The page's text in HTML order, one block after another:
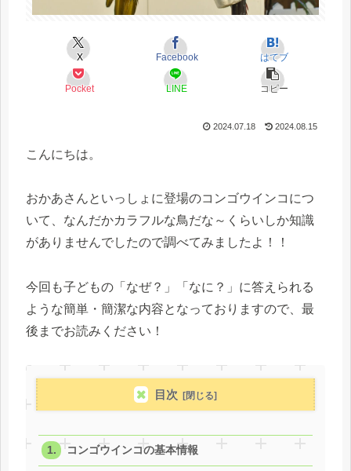
X Facebook はてブ
Pocket LINE コピー
2024.07.18 2024.08.15
こんにちは。
おかあさんといっしょに登場のコンゴウインコにつ
いて、なんだかカラフルな鳥だな～くらいしか知識
がありませんでしたので調べてみましたよ！！
今回も子どもの「なぜ？」「なに？」に答えられる
ような簡単・簡潔な内容となっておりますので、最
後までお読みください！
目次
コンゴウインコの基本情報